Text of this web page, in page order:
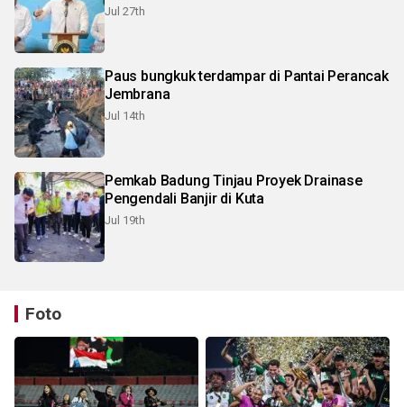
Jul 27th
Paus bungkuk terdampar di Pantai Perancak
Jembrana
Jul 14th
Pemkab Badung Tinjau Proyek Drainase
Pengendali Banjir di Kuta
Jul 19th
Foto